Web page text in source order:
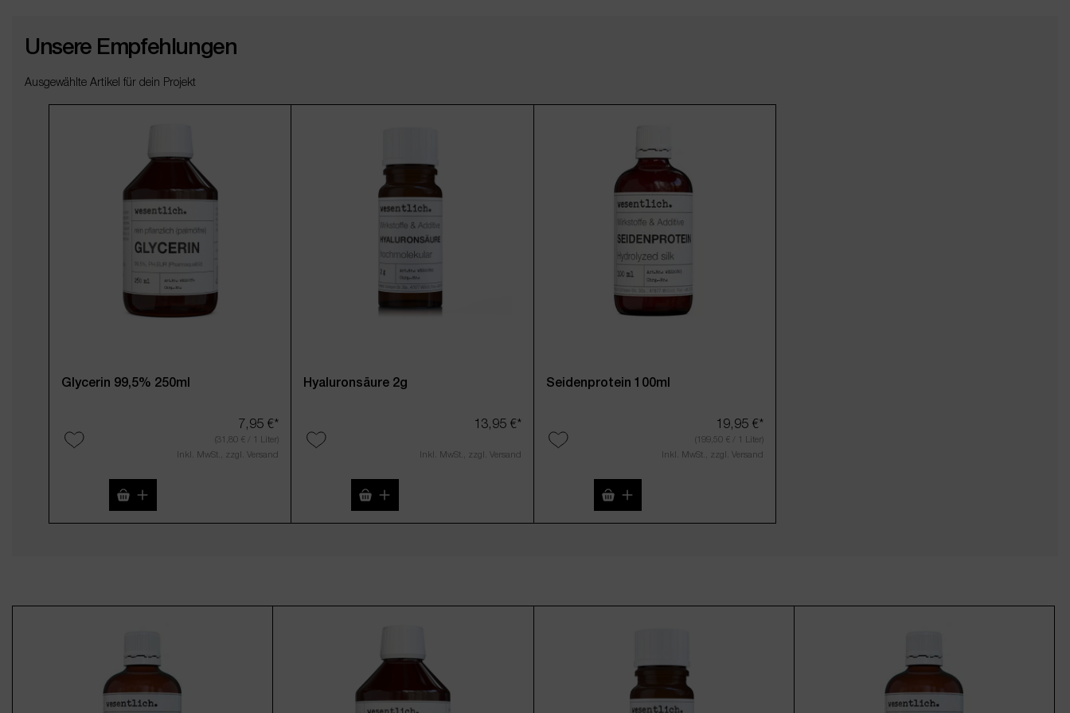
Unsere Empfehlungen
Ausgewählte Artikel für dein Projekt
Glycerin 99,5% 250ml
7,95 €*
(31,80 € / 1 Liter)
Inkl. MwSt., zzgl. Versand
Produkt Anzahl: Gib den gewünschten Wert ein oder benutze die Schaltflächen um die Anzahl zu erhöhen oder zu
Hyaluronsäure 2g
13,95 €*
Inkl. MwSt., zzgl. Versand
Produkt Anzahl: Gib den gewünschten Wert ein oder benutze die Schaltflächen um die
Seidenprotein 100ml
19,95 €*
(199,50 € / 1 Liter)
Inkl. MwSt., zzgl. Versand
Produkt Anzahl: Gib den gewünschten Wert ein oder benutze